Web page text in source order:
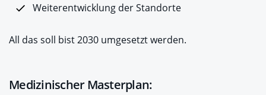
Weiterentwicklung der Standorte
All das soll bist 2030 umgesetzt werden.
Medizinischer Masterplan: